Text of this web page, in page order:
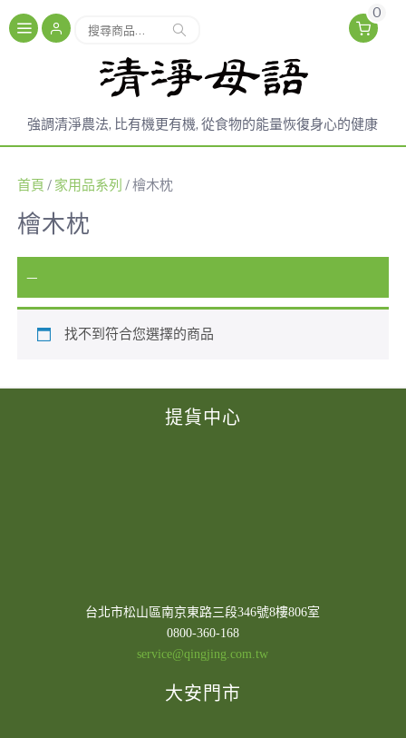
搜
字:
搜尋
0
強調清淨農法, 比有機更有機, 從食物的能量恢復身心的健康
首頁 / 家用品系列 / 檜木枕
檜木枕
—
找不到符合您選擇的商品
提貨中心
台北市松山區南京東路三段346號8樓806室
0800-360-168
service@qingjing.com.tw
大安門市